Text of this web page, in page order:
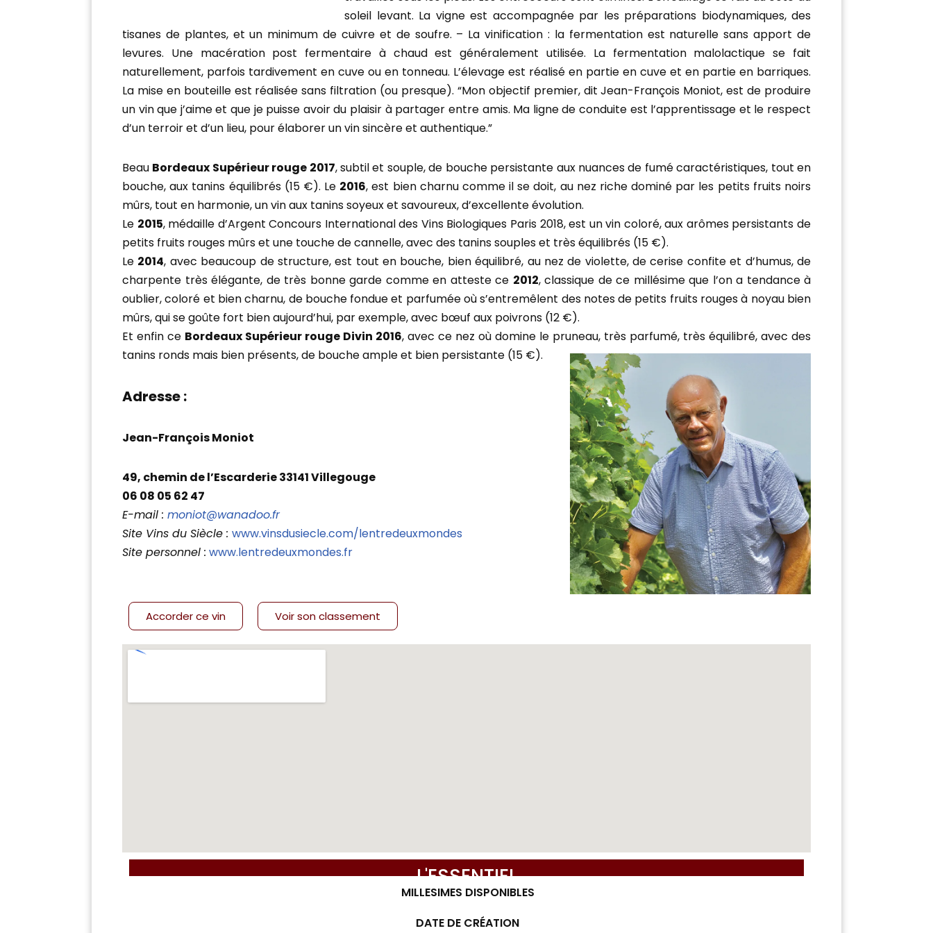
soleil levant. La vigne est accompagnée par les préparations biodynamiques, des
tisanes de plantes, et un minimum de cuivre et de soufre. – La vinification : la fermentation est naturelle sans apport de
levures. Une macération post fermentaire à chaud est généralement utilisée. La fermentation malolactique se fait
naturellement, parfois tardivement en cuve ou en tonneau. L’élevage est réalisé en partie en cuve et en partie en barriques.
La mise en bouteille est réalisée sans filtration (ou presque). “Mon objectif premier, dit Jean-François Moniot, est de produire
un vin que j’aime et que je puisse avoir du plaisir à partager entre amis. Ma ligne de conduite est l’apprentissage et le respect
d’un terroir et d’un lieu, pour élaborer un vin sincère et authentique.”
Beau Bordeaux Supérieur rouge 2017, subtil et souple, de bouche persistante aux nuances de fumé caractéristiques, tout en
bouche, aux tanins équilibrés (15 €). Le 2016, est bien charnu comme il se doit, au nez riche dominé par les petits fruits noirs
mûrs, tout en harmonie, un vin aux tanins soyeux et savoureux, d’excellente évolution.
Le 2015, médaille d’Argent Concours International des Vins Biologiques Paris 2018, est un vin coloré, aux arômes persistants de
petits fruits rouges mûrs et une touche de cannelle, avec des tanins souples et très équilibrés (15 €).
Le 2014, avec beaucoup de structure, est tout en bouche, bien équilibré, au nez de violette, de cerise confite et d’humus, de
charpente très élégante, de très bonne garde comme en atteste ce 2012, classique de ce millésime que l’on a tendance à
oublier, coloré et bien charnu, de bouche fondue et parfumée où s’entremêlent des notes de petits fruits rouges à noyau bien
mûrs, qui se goûte fort bien aujourd’hui, par exemple, avec bœuf aux poivrons (12 €).
Et enfin ce Bordeaux Supérieur rouge Divin 2016, avec ce nez où domine le pruneau, très parfumé, très équilibré, avec des
tanins ronds mais bien présents, de bouche ample et bien persistante (15 €).
Adresse :
Jean-François Moniot
49, chemin de l’Escarderie 33141 Villegouge
06 08 05 62 47
E-mail : moniot@wanadoo.fr
Site Vins du Siècle : www.vinsdusiecle.com/lentredeuxmondes
Site personnel : www.lentredeuxmondes.fr
Accorder ce vin Voir son classement
L'ESSENTIEL
MILLESIMES DISPONIBLES
DATE DE CRÉATION